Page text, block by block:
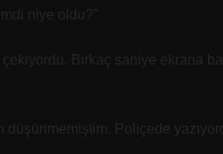
niye oldu?”
Birkaç saniye ekrana
düşünmemiştim. Poliçede